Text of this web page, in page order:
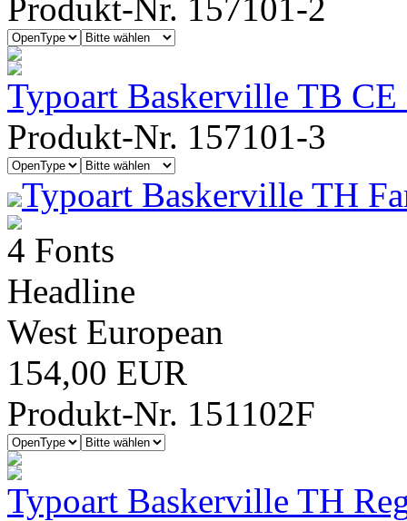
Produkt-Nr. 157101-2
Typoart Baskerville TB
Produkt-Nr. 157101-3
Typoart Baskerville TH
4 Fonts
Headline
West European
154,00 EUR
Produkt-Nr. 151102F
Typoart Baskerville TH